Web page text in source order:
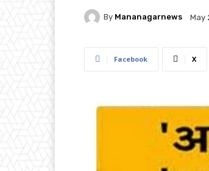
By Mananagarnews May
Facebook X